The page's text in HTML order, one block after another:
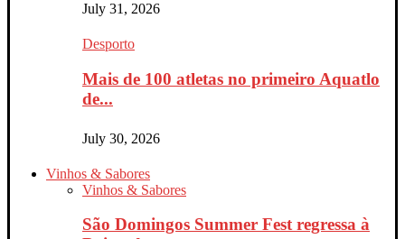
July 31, 2026
Desporto
Mais de 100 atletas no primeiro Aquatlo
de...
July 30, 2026
Vinhos & Sabores
Vinhos & Sabores
São Domingos Summer Fest regressa à